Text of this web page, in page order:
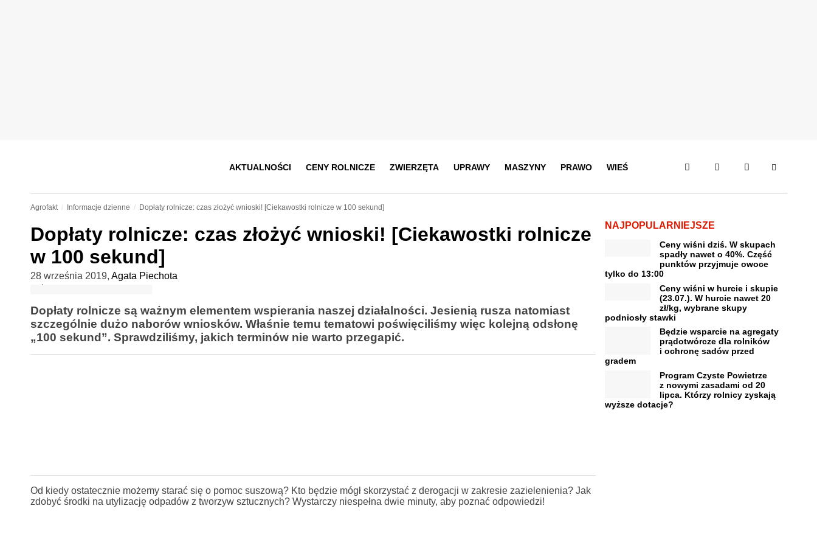
AKTUALNOŚCI CENY ROLNICZE ZWIERZĘTA UPRAWY MASZYNY PRAWO WIEŚ
Agrofakt Informacje dzienne Dopłaty rolnicze: czas złożyć wnioski! [Ciekawostki rolnicze w 100 sekund]
Dopłaty rolnicze: czas złożyć wnioski! [Ciekawostki rolnicze
w 100 sekund]
28 września 2019, Agata Piechota
Dopłaty rolnicze są ważnym elementem wspierania naszej działalności. Jesienią rusza natomiast
szczególnie dużo naborów wniosków. Właśnie temu tematowi poświęciliśmy więc kolejną odsłonę
„100 sekund”. Sprawdziliśmy, jakich terminów nie warto przegapić.
Od kiedy ostatecznie możemy starać się o pomoc suszową? Kto będzie mógł skorzystać z derogacji w zakresie zazielenienia? Jak
zdobyć środki na utylizację odpadów z tworzyw sztucznych? Wystarczy niespełna dwie minuty, aby poznać odpowiedzi!
NAJPOPULARNIEJSZE
Ceny wiśni dziś. W skupach
spadły nawet o 40%. Część
punktów przyjmuje owoce
tylko do 13:00
Ceny wiśni w hurcie i skupie
(23.07.). W hurcie nawet 20
zł/kg, wybrane skupy
podniosły stawki
Będzie wsparcie na agregaty
prądotwórcze dla rolników
i ochronę sadów przed
gradem
Program Czyste Powietrze
z nowymi zasadami od 20
lipca. Którzy rolnicy zyskają
wyższe dotacje?